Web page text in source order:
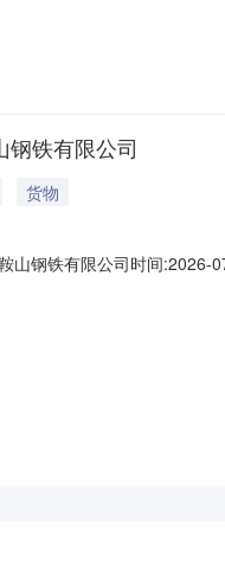
证金：￥500.00元竞价保
钢铁有限公司
货物
山钢铁有限公司时间
证金：￥500.00元竞价保